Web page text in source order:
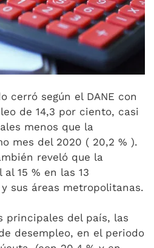
cerró según el DANE con
de 14,3 por ciento, casi
menos que la
mes del 2020 ( 20,2 % ).
reveló que la
15 % en las 13
sus áreas metropolitanas.
principales del país, las
desempleo, en el periodo